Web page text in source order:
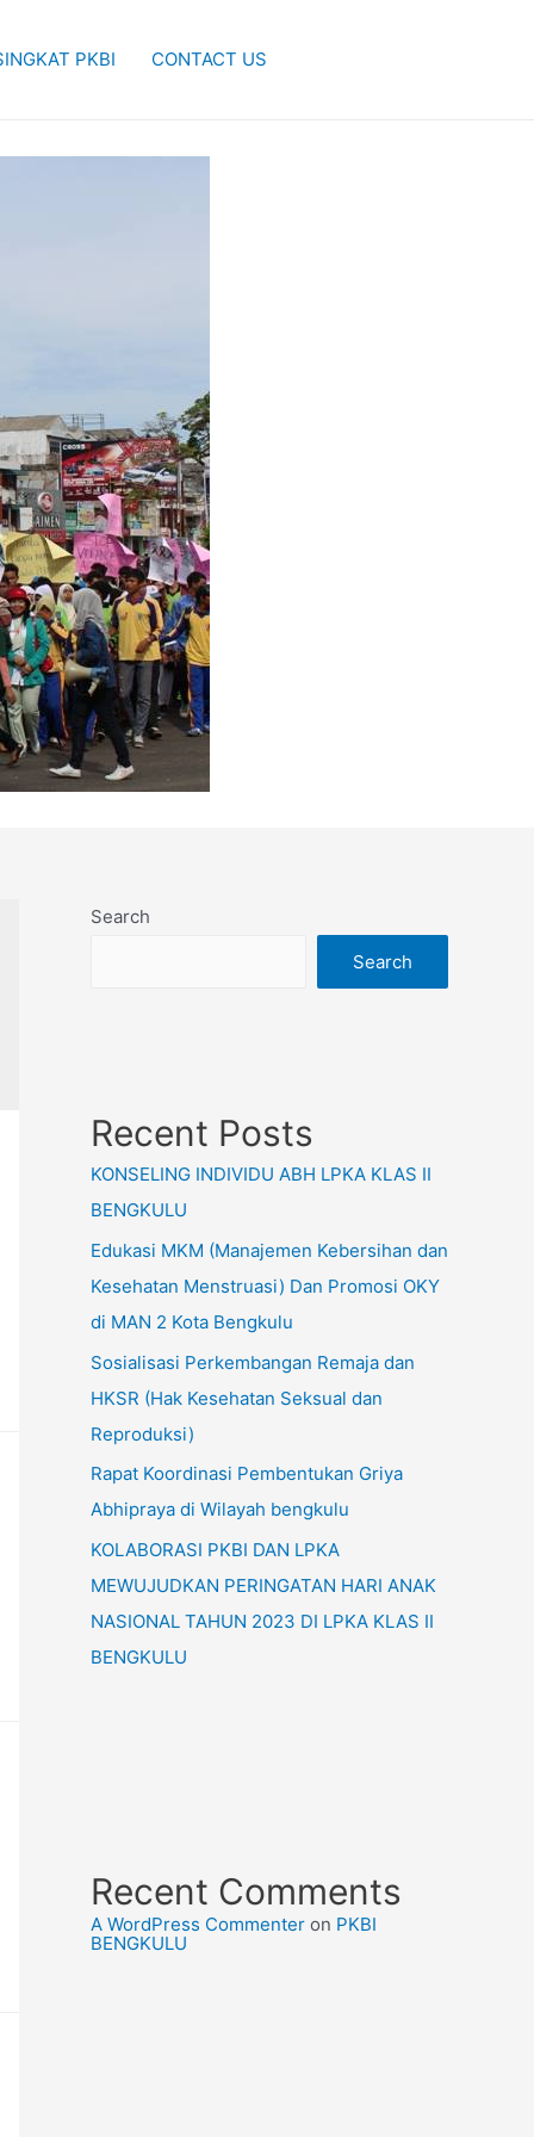
PKBI CONTACT US
Search
Search
Recent Posts
KONSELING INDIVIDU ABH LPKA KLAS II
BENGKULU
Edukasi MKM (Manajemen Kebersihan dan
Kesehatan Menstruasi) Dan Promosi OKY
di MAN 2 Kota Bengkulu
Sosialisasi Perkembangan Remaja dan
HKSR (Hak Kesehatan Seksual dan
Reproduksi)
Rapat Koordinasi Pembentukan Griya
Abhipraya di Wilayah bengkulu
KOLABORASI PKBI DAN LPKA
MEWUJUDKAN PERINGATAN HARI ANAK
NASIONAL TAHUN 2023 DI LPKA KLAS II
BENGKULU
Recent Comments
A WordPress Commenter on PKBI
BENGKULU